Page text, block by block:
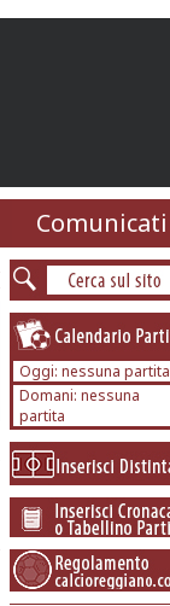
Comunicati
Oggi: nessuna partita
Domani: nessuna
partita